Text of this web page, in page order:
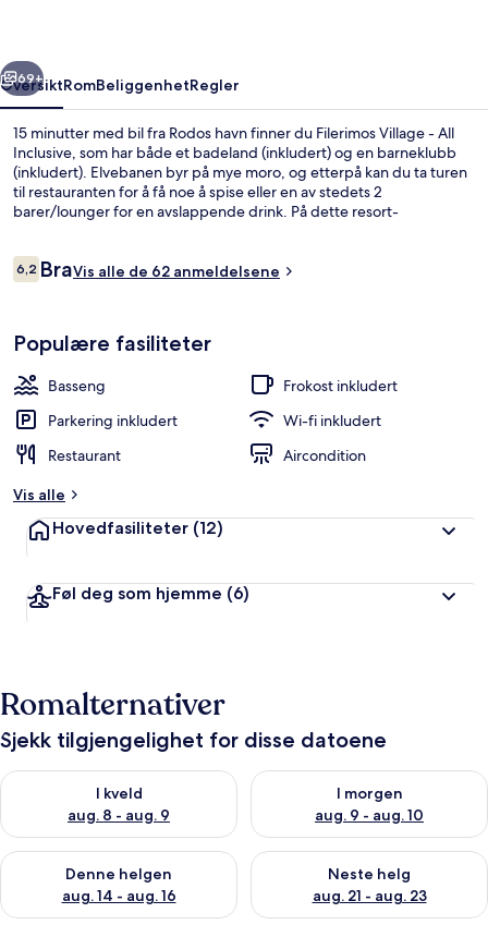
Neste
69+
OversiktRomBeliggenhetRegler
15 minutter med bil fra Rodos havn finner du Filerimos Village - All
Inclusive, som har både et badeland (inkludert) og en barneklubb
(inkludert). Elvebanen byr på mye moro, og etterpå kan du ta turen
til restauranten for å få noe å spise eller en av stedets 2
barer/lounger for en avslappende drink. På dette resort-
og et barnebasseng.
Anmeldelser
6,26,2 av 10 –
BraVis alle de 62 anmeldelsene
Populære fasiliteter
Basseng
Frokost inkludert
Parkering inkludert
Wi-fi inkludert
Restaurant
Aircondition
Vis alle
Hovedfasiliteter (12)
Føl deg som hjemme (6)
Romalternativer
Sjekk tilgjengelighet for disse datoene
I kveld
aug. 8 - aug. 9
Sjekk tilgjengelighet for i kveld, aug. 8 - aug. 9
I morgen
aug. 9 - aug. 10
Sjekk tilgjengelighet for i
Denne helgen
aug. 14 - aug. 16
Sjekk tilgjengelighet for denne helgen, aug. 14 - aug. 16
Neste helg
aug. 21 - aug. 23
Sjekk tilgjengelighet for